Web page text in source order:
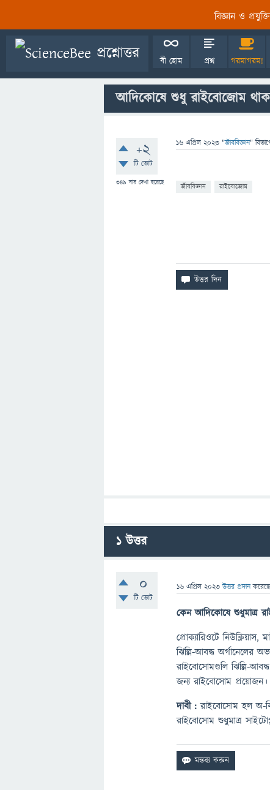
বিজ্ঞান ও
বী হোম প্রশ্ন গরমাগরম!
আদিকোষে শুধু রাইবোজোম
+2
টি ভোট
349 বার দেখা হয়েছে
16 এপ্রিল 2023 "জীববিজ্ঞান"
জীববিজ্ঞান রাইবোজোম
1উত্তর
0
টি ভোট
16 এপ্রিল 2023 উত্তর প্রদান
কেন আদিকোষে শুধুমাত্র
প্রোক্যারিওটে
ঝিল্লি-আবদ্ধ অর্গানেলের
রাইবোসোমগুলি ঝিল্লি-
জন্য রাইবোসোম প্রয়োজন।
দাবী : রাইবোসোম হল অ-
রাইবোসোম শুধুমাত্র